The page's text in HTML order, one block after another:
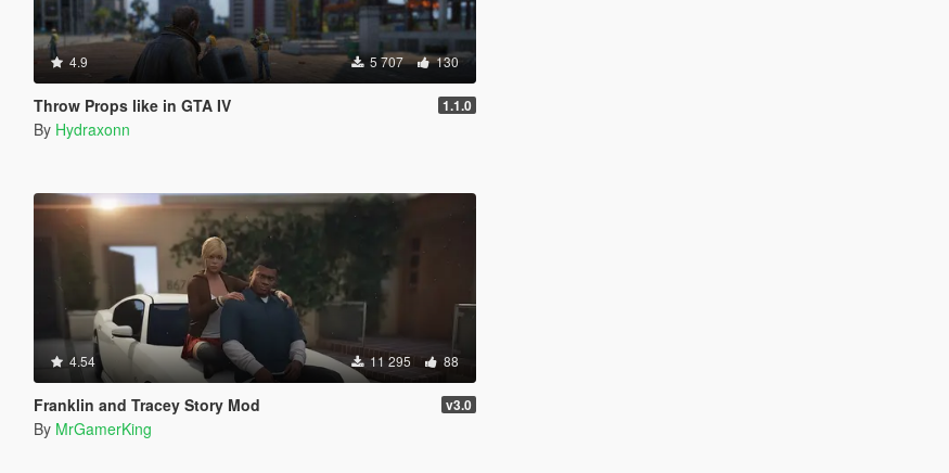
4.9 5 707 130
Throw Props like in GTA IV 1.1.0
By Hydraxonn
4.54 11 295 88
Franklin and Tracey Story Mod v3.0
By MrGamerKing